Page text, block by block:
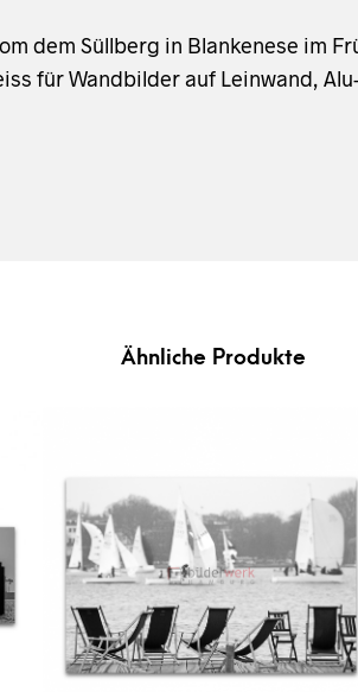
dem Süllberg in Blankenese im
für Wandbilder auf Leinwand,
Ähnliche Produkte